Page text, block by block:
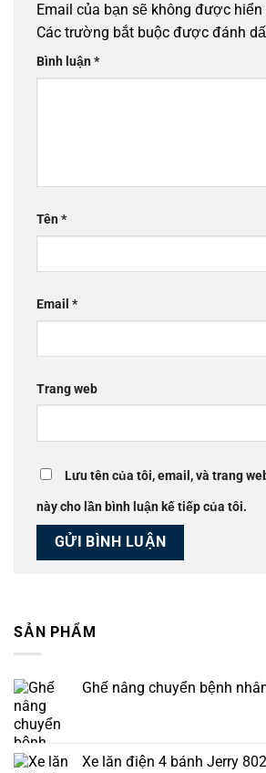
Email của bạn sẽ không được
Các trường bắt buộc được đánh
Bình luận*
Tên*
Email *
Trang web
Lưu tên của tôi, email, và trang
này cho lần bình luận kế tiếp của tôi.
SẢN PHẨM
Ghế nâng chuyển bệnh
Xe lăn điện 4 bánh Jerry 802